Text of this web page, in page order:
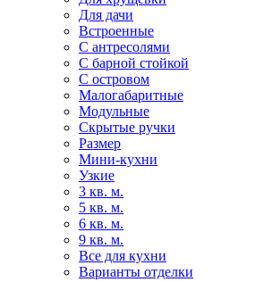
Для дачи
Встроенные
С антресолями
С барной стойкой
С островом
Малогабаритные
Модульные
Скрытые ручки
Размер
Мини-кухни
Узкие
3 кв. м.
5 кв. м.
6 кв. м.
9 кв. м.
Все для кухни
Варианты отделки